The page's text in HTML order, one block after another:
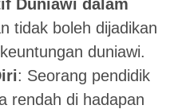
Duniawi dalam
tidak boleh dijadikan
duniawi.
: Seorang pendidik
rendah di hadapan